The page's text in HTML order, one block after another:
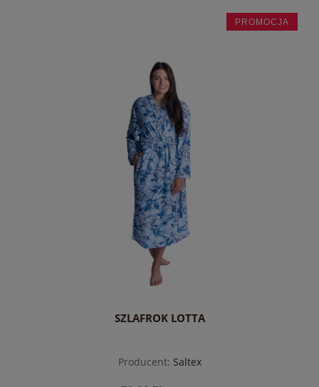
do koszyka
SZLAFROK LOTTA
Producent: Saltex
PROMOCJA